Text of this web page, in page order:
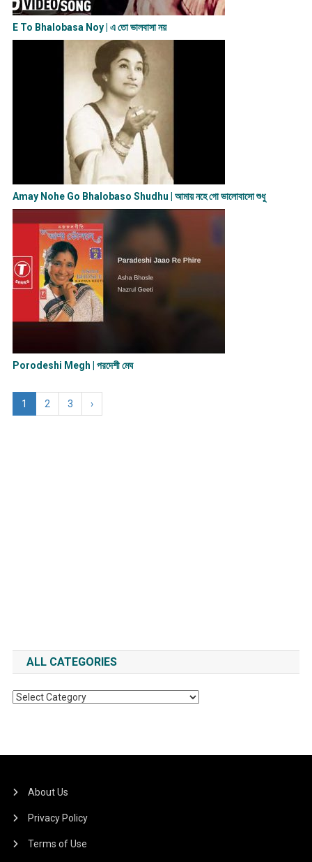
E To Bhalobasa Noy | এ তো ভালবাসা ন​য়
Amay Nohe Go Bhalobaso Shudhu | আমায় নহে গো ভালোবাসো শুধু
Porodeshi Megh | পরদেশী মেঘ
1 2 3 ›
ALL CATEGORIES
All
About Us
Privacy Policy
Terms of Use